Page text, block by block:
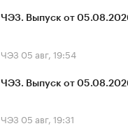
ЧЭЗ. Выпуск от
ЧЭЗ 05 авг, 19:54
ЧЭЗ. Выпуск от
ЧЭЗ 05 авг, 19:31